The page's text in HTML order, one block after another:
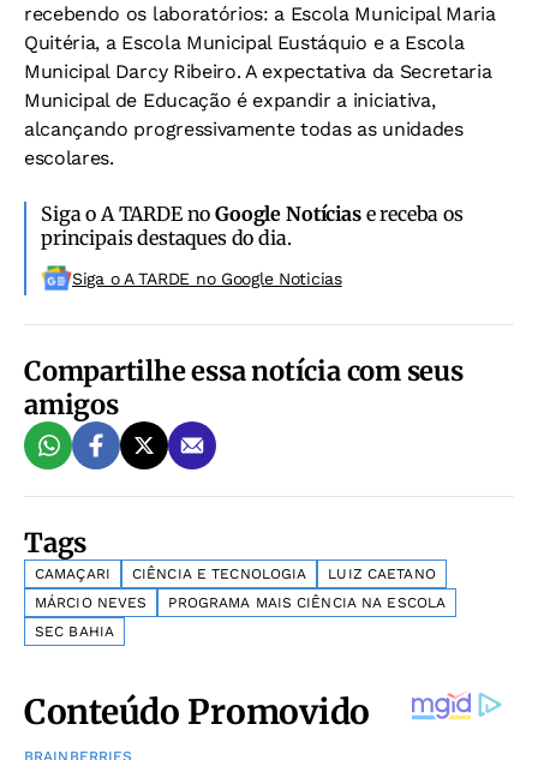
recebendo os laboratórios: a Escola Municipal Maria
Quitéria, a Escola Municipal Eustáquio e a Escola
Municipal Darcy Ribeiro. A expectativa da Secretaria
Municipal de Educação é expandir a iniciativa,
alcançando progressivamente todas as unidades
escolares.
Siga o A TARDE noGoogle Notíciase receba os
principais destaques do dia.
Siga o A TARDE no Google Noticias
Compartilhe essa notícia com seus
amigos
Tags
CAMAÇARI CIÊNCIA E TECNOLOGIA
LUIZ CAETANO
MÁRCIO NEVES
PROGRAMA MAIS CIÊNCIA NA ESCOLA
SEC BAHIA